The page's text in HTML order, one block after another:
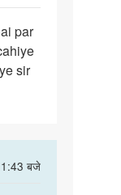
par
sir
बजे